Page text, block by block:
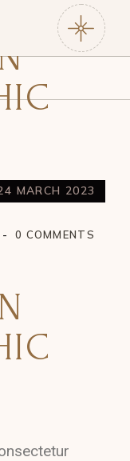
MARCH 2023
0 COMMENTS